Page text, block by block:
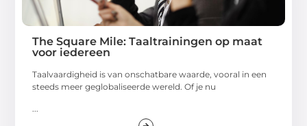
The Square Mile: Taaltrainingen op maat
voor iedereen
Taalvaardigheid is van onschatbare waarde, vooral in een
steeds meer geglobaliseerde wereld. Of je nu
...